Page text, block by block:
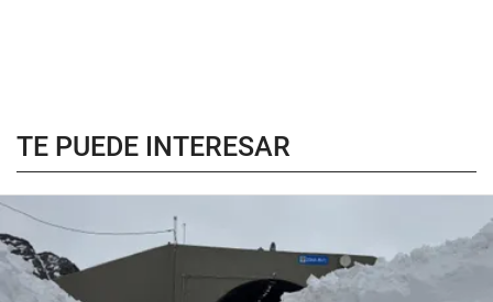
TE PUEDE INTERESAR